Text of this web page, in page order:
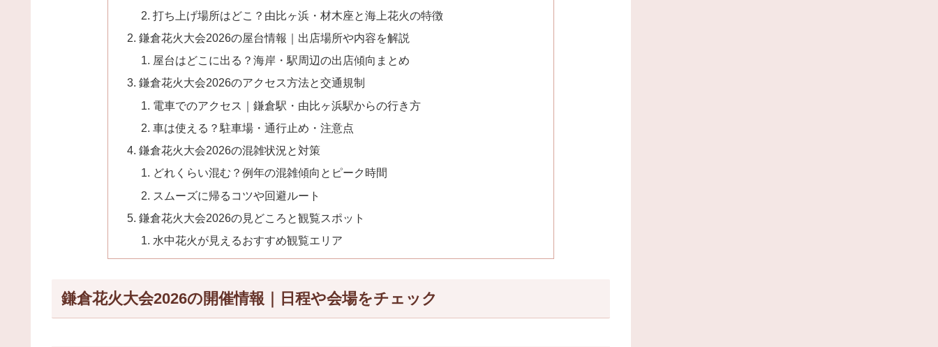
打ち上げ場所はどこ？由比ヶ浜・材木座と海上花火の特徴
鎌倉花火大会2026の屋台情報｜出店場所や内容を解説
屋台はどこに出る？海岸・駅周辺の出店傾向まとめ
鎌倉花火大会2026のアクセス方法と交通規制
電車でのアクセス｜鎌倉駅・由比ヶ浜駅からの行き方
車は使える？駐車場・通行止め・注意点
鎌倉花火大会2026の混雑状況と対策
どれくらい混む？例年の混雑傾向とピーク時間
スムーズに帰るコツや回避ルート
鎌倉花火大会2026の見どころと観覧スポット
水中花火が見えるおすすめ観覧エリア
鎌倉花火大会2026の開催情報｜日程や会場をチェック